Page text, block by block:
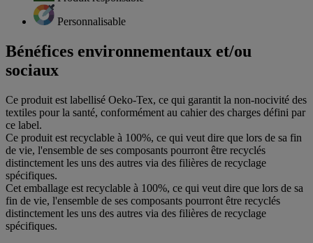
Personnalisable
Bénéfices environnementaux et/ou
sociaux
Ce produit est labellisé Oeko-Tex, ce qui garantit la non-nocivité des
textiles pour la santé, conformément au cahier des charges défini par
ce label.
Ce produit est recyclable à 100%, ce qui veut dire que lors de sa fin
de vie, l'ensemble de ses composants pourront être recyclés
distinctement les uns des autres via des filières de recyclage
spécifiques.
Cet emballage est recyclable à 100%, ce qui veut dire que lors de sa
fin de vie, l'ensemble de ses composants pourront être recyclés
distinctement les uns des autres via des filières de recyclage
spécifiques.